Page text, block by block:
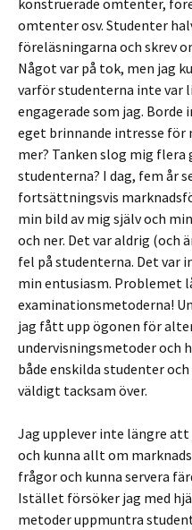
konstruerade omtenter,
omtenter osv. Studenter
föreläsningarna och skrev
Något var på tok, men jag
varför studenterna inte var
engagerade som jag.
eget brinnande intresse
mer? Tanken slog mig flera
studenterna? I dag, fem år
fortsättningsvis
min bild av mig själv och
och ner. Det var aldrig
fel på studenterna. Det var
min entusiasm. Problemet
examinationsmetoderna!
jag fått upp ögonen för
undervisningsmetoder och
både enskilda studenter
väldigt tacksam över.
Jag upplever inte längre att
och kunna allt om
frågor och kunna servera
Istället försöker jag med
metoder uppmuntra